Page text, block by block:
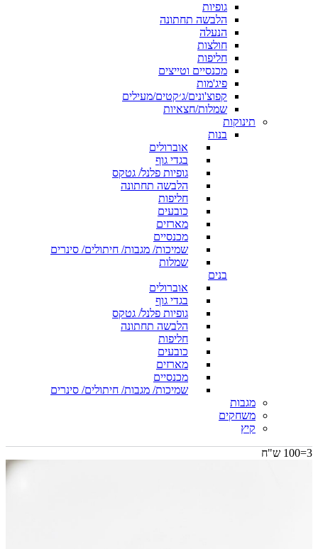
גופיות
הלבשה תחתונה
הנעלה
חולצות
חליפות
מכנסיים וטייצים
פיג'מות
קפוצ'ונים/ג׳קטים/מעילים
שמלות/חצאיות
תינוקות
בנות
אוברולים
בגדי גוף
גופיות פלנל/ גטקס
הלבשה תחתונה
חליפות
כובעים
מארזים
מכנסיים
שמיכות/ מגבות/ חיתולים/ סינרים
שמלות
בנים
אוברולים
בגדי גוף
גופיות פלנל/ גטקס
הלבשה תחתונה
חליפות
כובעים
מארזים
מכנסיים
שמיכות/ מגבות/ חיתולים/ סינרים
מגבות
משחקים
קיץ
3=100 ש"ח